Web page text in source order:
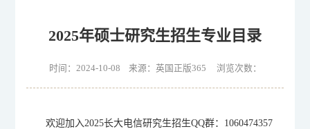
2025年硕士研究生招生专业目录
时间：2024-10-08 来源：英国正版365 浏览次数：
欢迎加入2025长大电信研究生招生QQ群：1060474357